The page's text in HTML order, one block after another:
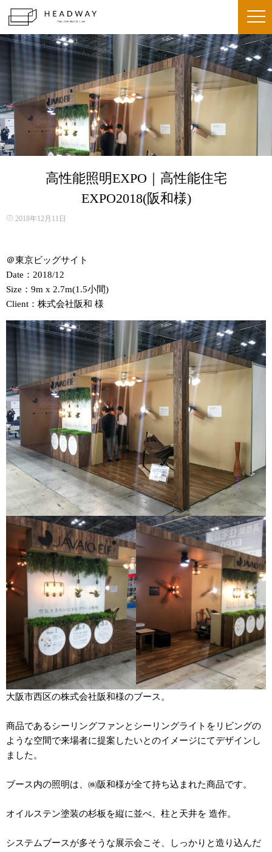
高性能照明EXPO｜高性能住宅
EXPO2018(阪和様)
2018年12月11日
＠東京ビッグサイト
Date：2018/12
Size：9m x 2.7m(1.5小間)
Client：株式会社阪和 様
大阪市西区の株式会社阪和様のブース。
商品であるシーリングファンとシーリングライトをリビングの
ような空間で来場者に提案したいとのイメージにてデザインし
ました。
ブース内の照明は、㈱阪和様が全て持ち込まれた商品です。
オイルステン塗装の杉板を縦に並べ、柱と天井を 造作。
システムブースが多そうな展示会こそ、しっかりと造り込んだ